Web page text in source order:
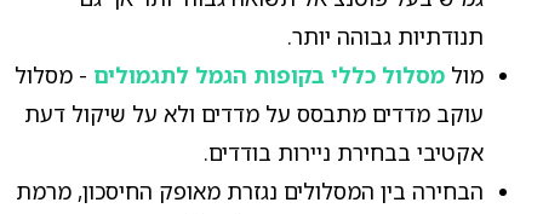
תנודתיות גבוהה יותר.
מול מסלול כללי בקופות הגמל לתגמולים - מסלול
עוקב מדדים מתבסס על מדדים ולא על שיקול דעת
אקטיבי בבחירת ניירות בודדים.
הבחירה בין המסלולים נגזרת מאופק החיסכון, מרמת